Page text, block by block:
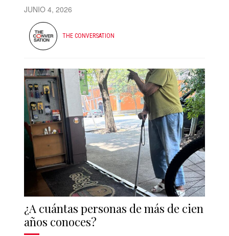
JUNIO 4, 2026
THE CONVERSATION
¿A cuántas personas de más de cien
años conoces?